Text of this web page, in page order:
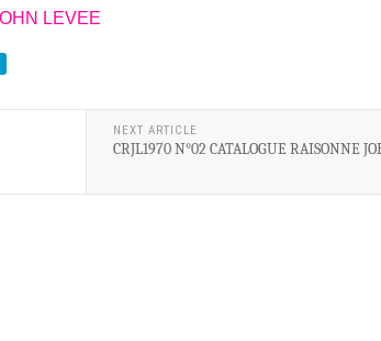
NEXT ARTICLE
CRJL1970 N°02 CATALOGUE RAISONNE